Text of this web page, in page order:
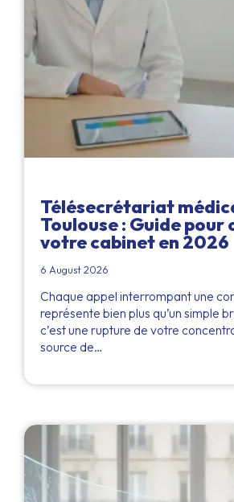
Télésecrétariat
Toulouse : Guide
votre cabinet en 2026
6 August 2026
Chaque appel interrompant une
représente bien plus qu’un simple
c’est une rupture de votre
source de…